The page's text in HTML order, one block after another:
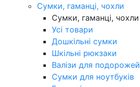
Сумки, гаманці, чохли
Сумки, гаманці, чохли
Усі товари
Дошкільні сумки
Шкільні рюкзаки
Валізи для подорожей
Сумки для ноутбуків